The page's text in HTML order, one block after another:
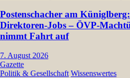
Postenschacher am
Direktoren-Jobs – ÖVP-
nimmt Fahrt auf
7. August 2026
Gazette
Politik & Gesellschaft Wissenswertes